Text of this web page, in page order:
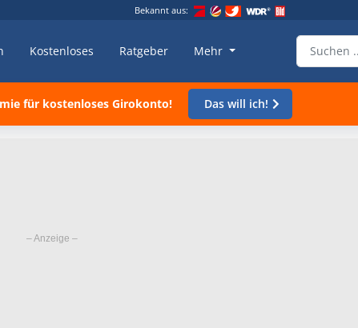
Bekannt aus:
Kostenloses Ratgeber Mehr
für kostenloses Girokonto! Das will ich!